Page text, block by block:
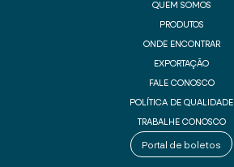
QUEM SOMOS
PRODUTOS
ONDE ENCONTRAR
EXPORTAÇÃO
FALE CONOSCO
POLÍTICA DE QUALIDADE
TRABALHE CONOSCO
Portal de boletos